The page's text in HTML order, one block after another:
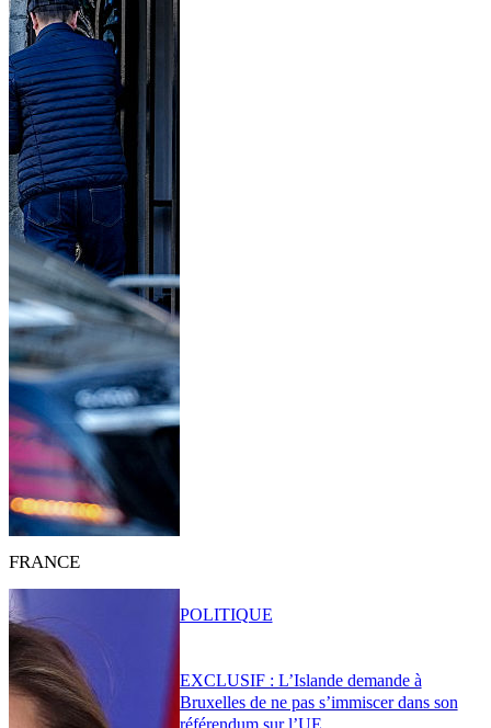
FRANCE
EXCLUSIF : L’Islande demande à
Bruxelles de ne pas s’immiscer dans son
POLITIQUE